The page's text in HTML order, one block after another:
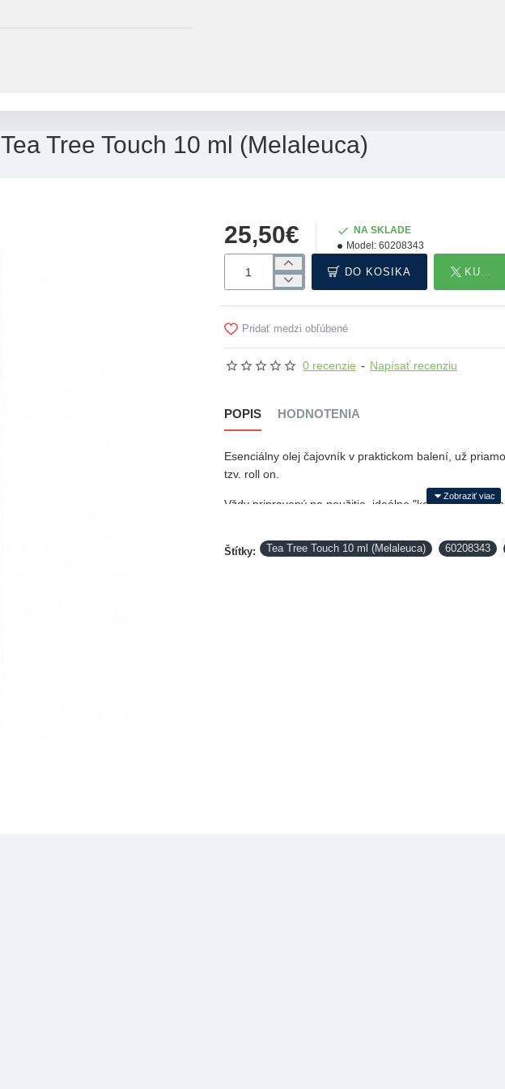
Tea Tree Touch 10 ml (Melaleuca)
0 recenzie - Napísať recenziu
25,50€
NA SKLADE
Model: 60208343
DO KOŠÍKA KÚPIŤ HNEĎ
Pridať medzi obľúbené
POPIS HODNOTENIA
Esenciálny olej čajovník v praktickom balení, už
tzv. roll on.
Vždy pripravený na použitie, ideálne "kabelkové"
Štítky: Tea Tree Touch 10 ml (Melaleuca) 60208343